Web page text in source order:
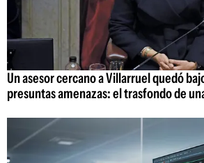
Un asesor cercano a Villarruel quedó
presuntas amenazas: el trasfondo de